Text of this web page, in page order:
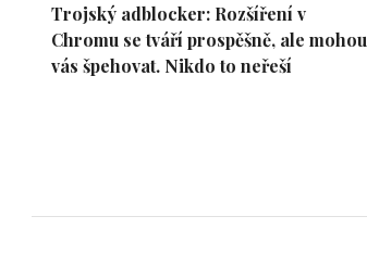
Trojský adblocker: Rozšíření v
Chromu se tváří prospěšně, ale mohou
vás špehovat. Nikdo to neřeší